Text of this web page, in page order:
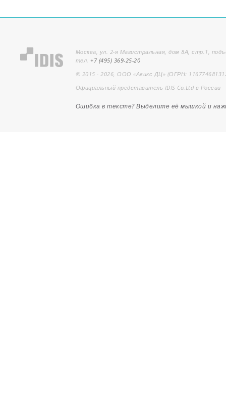
Москва, ул. 2-я Магистральная, дом 8А, стр.1,
тел.+7 (495) 369-25-20
© 2015 - 2026, ООО «Авикс ДЦ» (ОГРН:
Официальный представитель IDIS Co.Ltd в России
Ошибка в тексте? Выделите её мышкой и